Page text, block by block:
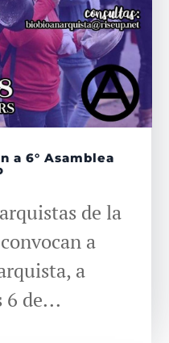
a 6° Asamblea
de la
a
a
6 de...